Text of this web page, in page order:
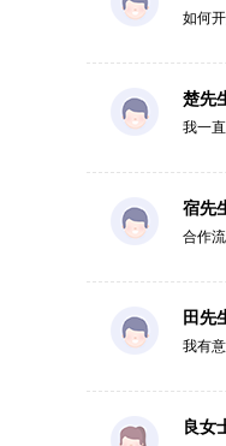
如何
楚先
我一
宿先
合作
田先
我有
良女